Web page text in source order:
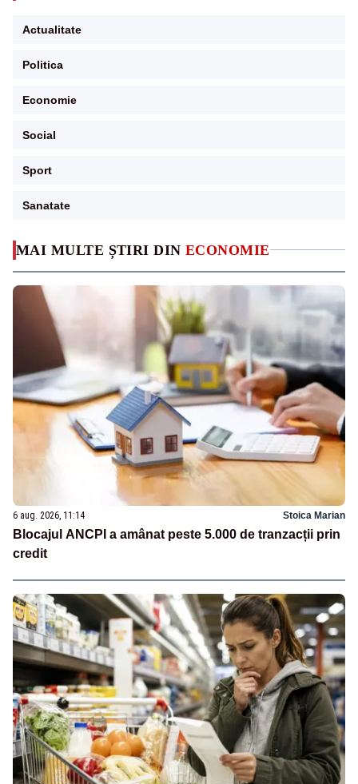
MAI MULTE ȘTIRI DIN ECONOMIE
6 aug. 2026, 11:14 Stoica Marian
Blocajul ANCPI a amânat peste 5.000 de tranzacții prin
credit
Actualitate
Politica
Economie
Social
Sport
Sanatate